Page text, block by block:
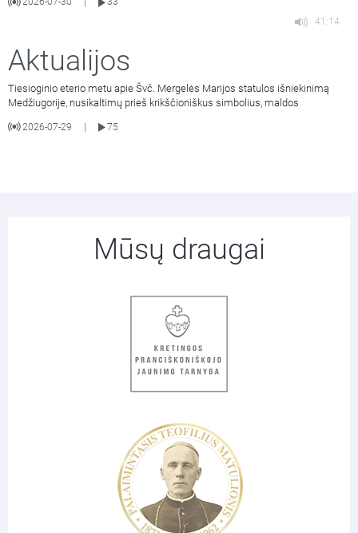
41:14
Aktualijos
Tiesioginio eterio metu apie Švč. Mergelės Marijos statulos išniekinimą
Medžiugorije, nusikaltimų prieš krikščioniškus simbolius, maldos
2026-07-29 75
Mūsų draugai